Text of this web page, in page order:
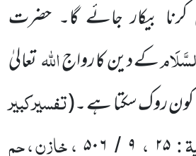
بیکار جائے گا۔ حضرت
کے دین کا رواجاللہتعالیٰ
روک سکتا ہے ۔(تفسیرکبیر
:۲۵ ، ۹ / ۵۰۶ ، خازن ، حم